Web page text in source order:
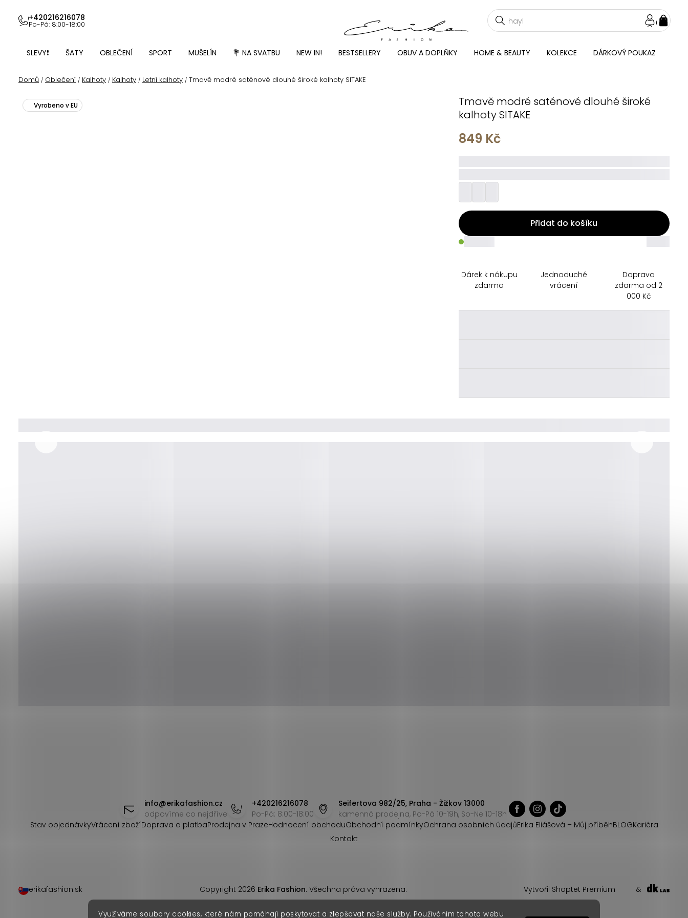
Využíváme soubory cookies, které nám pomáhají poskytovat a zlepšovat naše služby. Používáním tohoto webu
obsah
+420216216078
Po-Pá: 8:00-18:00
SLEVY❗ ŠATY OBLEČENÍ SPORT MUŠELÍN 💐 NA SVATBU NEW IN! BESTSELLERY OBUV A DOPLŇKY HOME & BEAUTY KOLEKCE DÁRKOVÝ POUKAZ
Domů / Oblečení / Kalhoty / Kalhoty / Letní kalhoty / Tmavě modré saténové dlouhé široké kalhoty SITAKE
Tmavě modré saténové dlouhé široké
kalhoty SITAKE
Vyrobeno v EU
849 Kč
Přidat do košíku
_____
Dárek k nákupu
zdarma
Jednoduché
vrácení
Doprava
zdarma od 2
000 Kč
info@erikafashion.cz
odpovíme co nejdříve
+420216216078
Po-Pá: 8:00-18:00
Seifertova 982/25, Praha - Žižkov 13000
kamenná prodejna, Po-Pá 10-19h, So-Ne 10-18h
Stav objednávkyVrácení zbožíDoprava a platbaProdejna v PrazeHodnocení obchoduObchodní podmínkyOchrana osobních údajůErika Eliášová – Můj příběhBLOGKariéra
Kontakt
Vytvořil Shoptet Premium &
Copyright 2026 Erika Fashion. Všechna práva vyhrazena.
erikafashion.sk